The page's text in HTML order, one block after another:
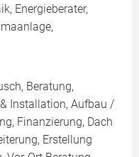
Energieberater,
Beratung,
Installation, Aufbau /
Finanzierung, Dach
Erstellung